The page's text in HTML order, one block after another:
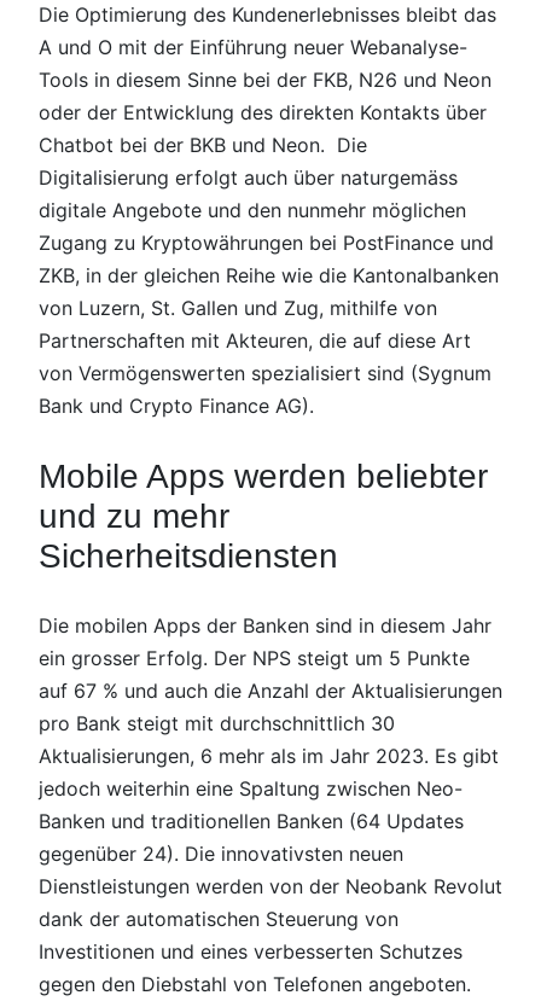
Die Optimierung des Kundenerlebnisses bleibt das
A und O mit der Einführung neuer Webanalyse-
Tools in diesem Sinne bei der FKB, N26 und Neon
oder der Entwicklung des direkten Kontakts über
Chatbot bei der BKB und Neon. Die
Digitalisierung erfolgt auch über naturgemäss
digitale Angebote und den nunmehr möglichen
Zugang zu Kryptowährungen bei PostFinance und
ZKB, in der gleichen Reihe wie die Kantonalbanken
von Luzern, St. Gallen und Zug, mithilfe von
Partnerschaften mit Akteuren, die auf diese Art
von Vermögenswerten spezialisiert sind (Sygnum
Bank und Crypto Finance AG).
Mobile Apps werden beliebter
und zu mehr
Sicherheitsdiensten
Die mobilen Apps der Banken sind in diesem Jahr
ein grosser Erfolg. Der NPS steigt um 5 Punkte
auf 67 % und auch die Anzahl der Aktualisierungen
pro Bank steigt mit durchschnittlich 30
Aktualisierungen, 6 mehr als im Jahr 2023. Es gibt
jedoch weiterhin eine Spaltung zwischen Neo-
Banken und traditionellen Banken (64 Updates
gegenüber 24). Die innovativsten neuen
Dienstleistungen werden von der Neobank Revolut
dank der automatischen Steuerung von
Investitionen und eines verbesserten Schutzes
gegen den Diebstahl von Telefonen angeboten.